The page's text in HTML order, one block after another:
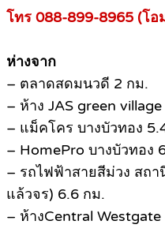
โทร 088-899-8965 (โอ
ห่างจาก
– ตลาดสดมนวดี 2 กม.
– ห้าง JAS green
– แม็คโคร บางบัวทอง
– HomePro บางบัวทอง
– รถไฟฟ้าสายสีม่วง สถ
แล้วจร) 6.6 กม.
– ห้างCentral